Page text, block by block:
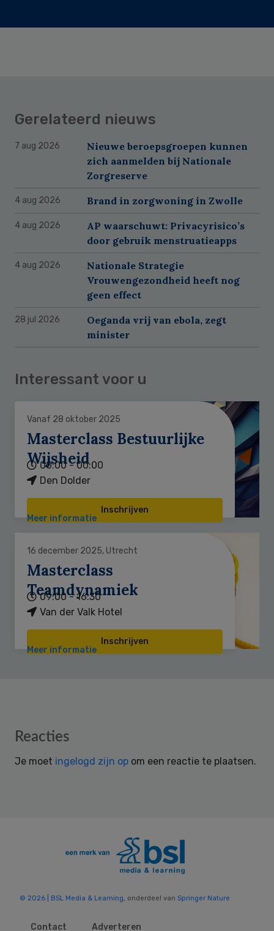
Gerelateerd nieuws
7 aug 2026
Nieuwe beroepsgroepen kunnen
zich aanmelden bij Nationale
Zorgreserve
4 aug 2026 Brand in zorgwoning in Zwolle
4 aug 2026
AP waarschuwt: Privacyrisico’s
door gebruik menstruatieapps
4 aug 2026
Nationale Strategie
Vrouwengezondheid heeft nog
geen effect
28 jul 2026
Oeganda vrij van ebola, zegt
minister
Interessant voor u
Vanaf 28 oktober 2025
Masterclass Bestuurlijke
Wijsheid
00:00 - 00:00
Den Dolder
Inschrijven
Meer informatie
16 december 2025, Utrecht
Masterclass
Teamdynamiek
09:00 - 16:30
Van der Valk Hotel
Inschrijven
Meer informatie
Reader
Reacties
Je moet ingelogd zijn op om een reactie te plaatsen.
© 2026 | BSL Media & Learning, onderdeel van Springer Nature
Contact Adverteren